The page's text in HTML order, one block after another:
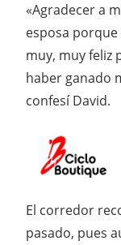
«Agradecer a
esposa
muy, muy feliz
haber ganado
confesí David.
El corredor
pasado, pues